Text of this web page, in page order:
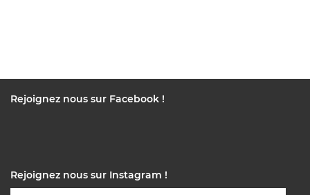
Rejoignez nous sur Facebook !
Rejoignez nous sur Instagram !